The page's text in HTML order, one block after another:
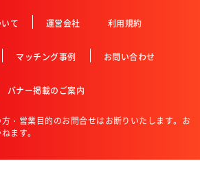
て 運営会社 利用規約
マッチング事例 お問い合わせ
バナー掲載のご案内
・営業目的のお問合せはお断りいたします。お
ます。